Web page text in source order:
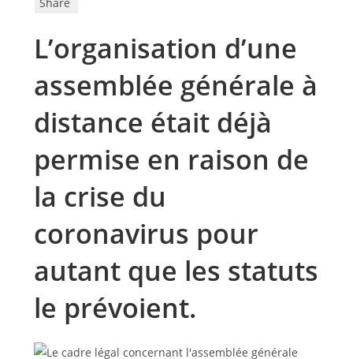
L’organisation d’une
assemblée générale à
distance était déjà
permise en raison de
la crise du
coronavirus pour
autant que les statuts
le prévoient.